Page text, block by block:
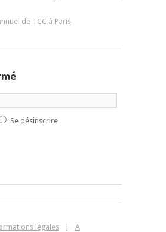
de TCC à Paris
Se désinscrire
légales A